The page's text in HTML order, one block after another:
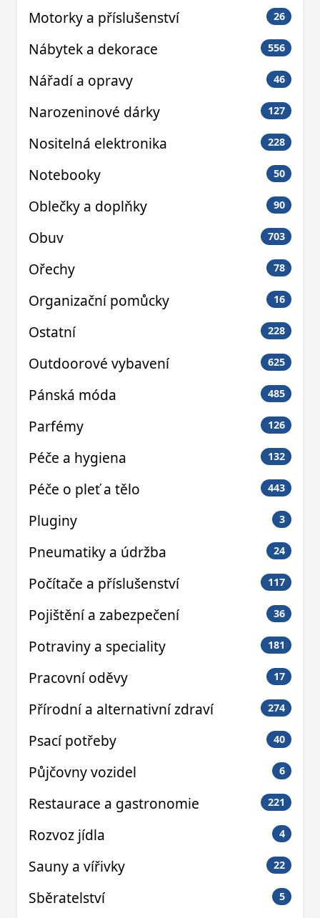
Motorky a příslušenství 26
Nábytek a dekorace 556
Nářadí a opravy 46
Narozeninové dárky 127
Nositelná elektronika 228
Notebooky 50
Oblečky a doplňky 90
Obuv 703
Ořechy 78
Organizační pomůcky 16
Ostatní 228
Outdoorové vybavení 625
Pánská móda 485
Parfémy 126
Péče a hygiena 132
Péče o pleť a tělo 443
Pluginy 3
Pneumatiky a údržba 24
Počítače a příslušenství 117
Pojištění a zabezpečení 36
Potraviny a speciality 181
Pracovní oděvy 17
Přírodní a alternativní zdraví 274
Psací potřeby 40
Půjčovny vozidel 6
Restaurace a gastronomie 221
Rozvoz jídla 4
Sauny a vířivky 22
Sběratelství 5